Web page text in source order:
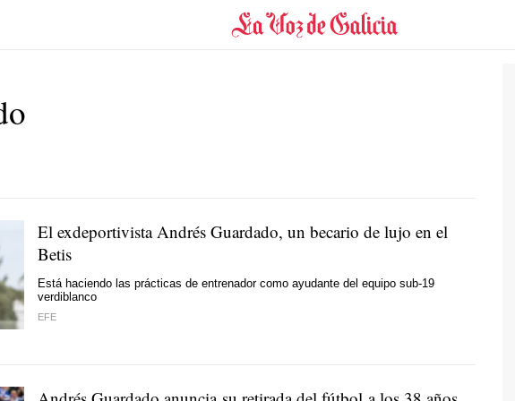
El exdeportivista Andrés Guardado, un becario de lujo en el
Betis
Está haciendo las prácticas de entrenador como ayudante del equipo sub-19
verdiblanco
EFE